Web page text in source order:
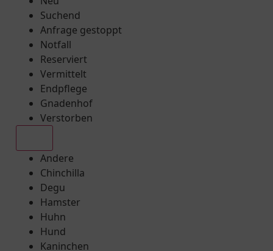
Suchend
Anfrage gestoppt
Notfall
Reserviert
Vermittelt
Endpflege
Gnadenhof
Verstorben
Andere
Chinchilla
Degu
Hamster
Huhn
Hund
Kaninchen